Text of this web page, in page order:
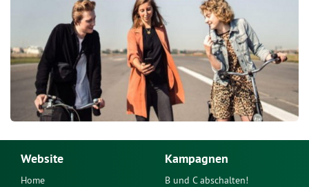
Website
Home
Kampagnen
B und C abschalten!